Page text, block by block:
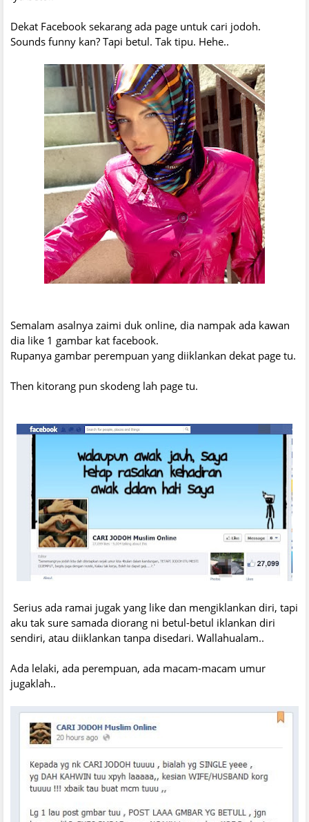
Dekat Facebook sekarang ada page untuk cari jodoh.
Sounds funny kan? Tapi betul. Tak tipu. Hehe..
Semalam asalnya zaimi duk online, dia nampak ada kawan
dia like 1 gambar kat facebook.
Rupanya gambar perempuan yang diiklankan dekat page tu.
Then kitorang pun skodeng lah page tu.
Serius ada ramai jugak yang like dan mengiklankan diri, tapi
aku tak sure samada diorang ni betul-betul iklankan diri
sendiri, atau diiklankan tanpa disedari. Wallahualam..
Ada lelaki, ada perempuan, ada macam-macam umur
jugaklah..